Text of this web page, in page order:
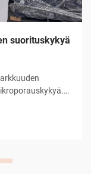
suorituskykyä